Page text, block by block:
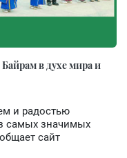
в духе мира и
и радостью
самых значимых
сайт